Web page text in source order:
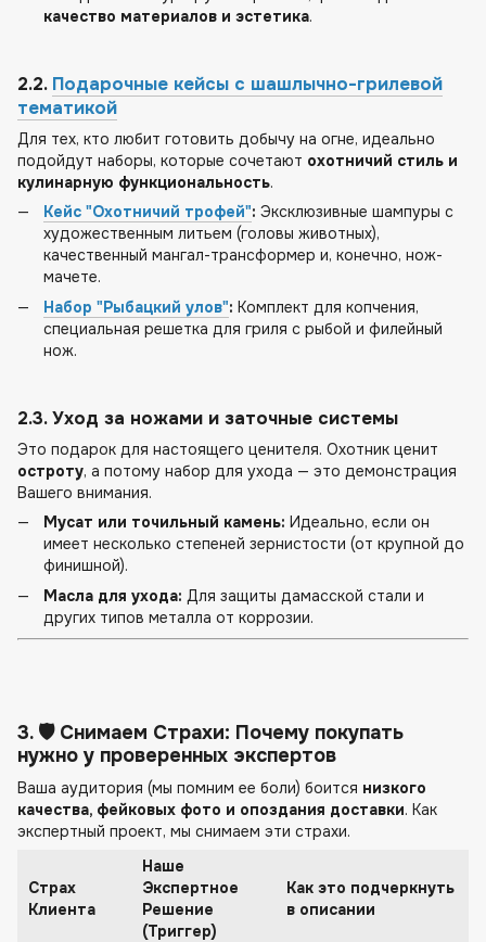
качество материалов и эстетика.
2.2. Подарочные кейсы с шашлычно-грилевой
тематикой
Для тех, кто любит готовить добычу на огне, идеально
подойдут наборы, которые сочетают охотничий стиль и
кулинарную функциональность.
Кейс "Охотничий трофей": Эксклюзивные шампуры с
художественным литьем (головы животных),
качественный мангал-трансформер и, конечно, нож-
мачете.
Набор "Рыбацкий улов": Комплект для копчения,
специальная решетка для гриля с рыбой и филейный
нож.
2.3. Уход за ножами и заточные системы
Это подарок для настоящего ценителя. Охотник ценит
остроту, а потому набор для ухода — это демонстрация
Вашего внимания.
Мусат или точильный камень: Идеально, если он
имеет несколько степеней зернистости (от крупной до
финишной).
Масла для ухода: Для защиты дамасской стали и
других типов металла от коррозии.
3. 🛡️ Снимаем Страхи: Почему покупать
нужно у проверенных экспертов
Ваша аудитория (мы помним ее боли) боится низкого
качества, фейковых фото и опоздания доставки. Как
экспертный проект, мы снимаем эти страхи.
Страх
Клиента
Наше
Экспертное
Решение
(Триггер)
Как это подчеркнуть
в описании